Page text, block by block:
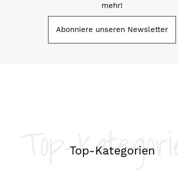
mehr!
Abonniere unseren Newsletter
Top-Kategorien
Top-Kategorien